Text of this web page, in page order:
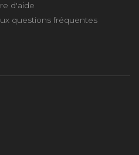
d'aide
questions fréquentes